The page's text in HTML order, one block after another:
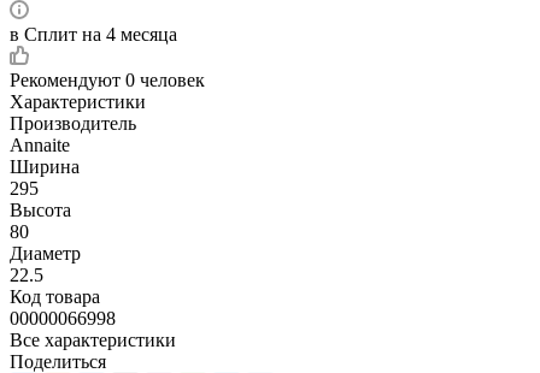
в Сплит на 4 месяца
Рекомендуют 0 человек
Характеристики
Производитель
Annaite
Ширина
295
Высота
80
Диаметр
22.5
Код товара
00000066998
Все характеристики
Поделиться